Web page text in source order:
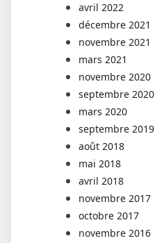
avril 2022
décembre 2021
novembre 2021
mars 2021
novembre 2020
septembre 2020
mars 2020
septembre 2019
août 2018
mai 2018
avril 2018
novembre 2017
octobre 2017
novembre 2016